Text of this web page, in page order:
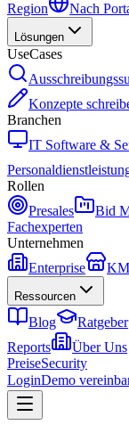
Region
Nach
Lösungen
UseCases
Konzepte
Branchen
IT Software &
Rollen
Presales
Bid
Fachexperten
Unternehmen
Enterprise
Ressourcen
Blog Ratgeber
Reports
Über Uns
PreiseSecurity
LoginDemo